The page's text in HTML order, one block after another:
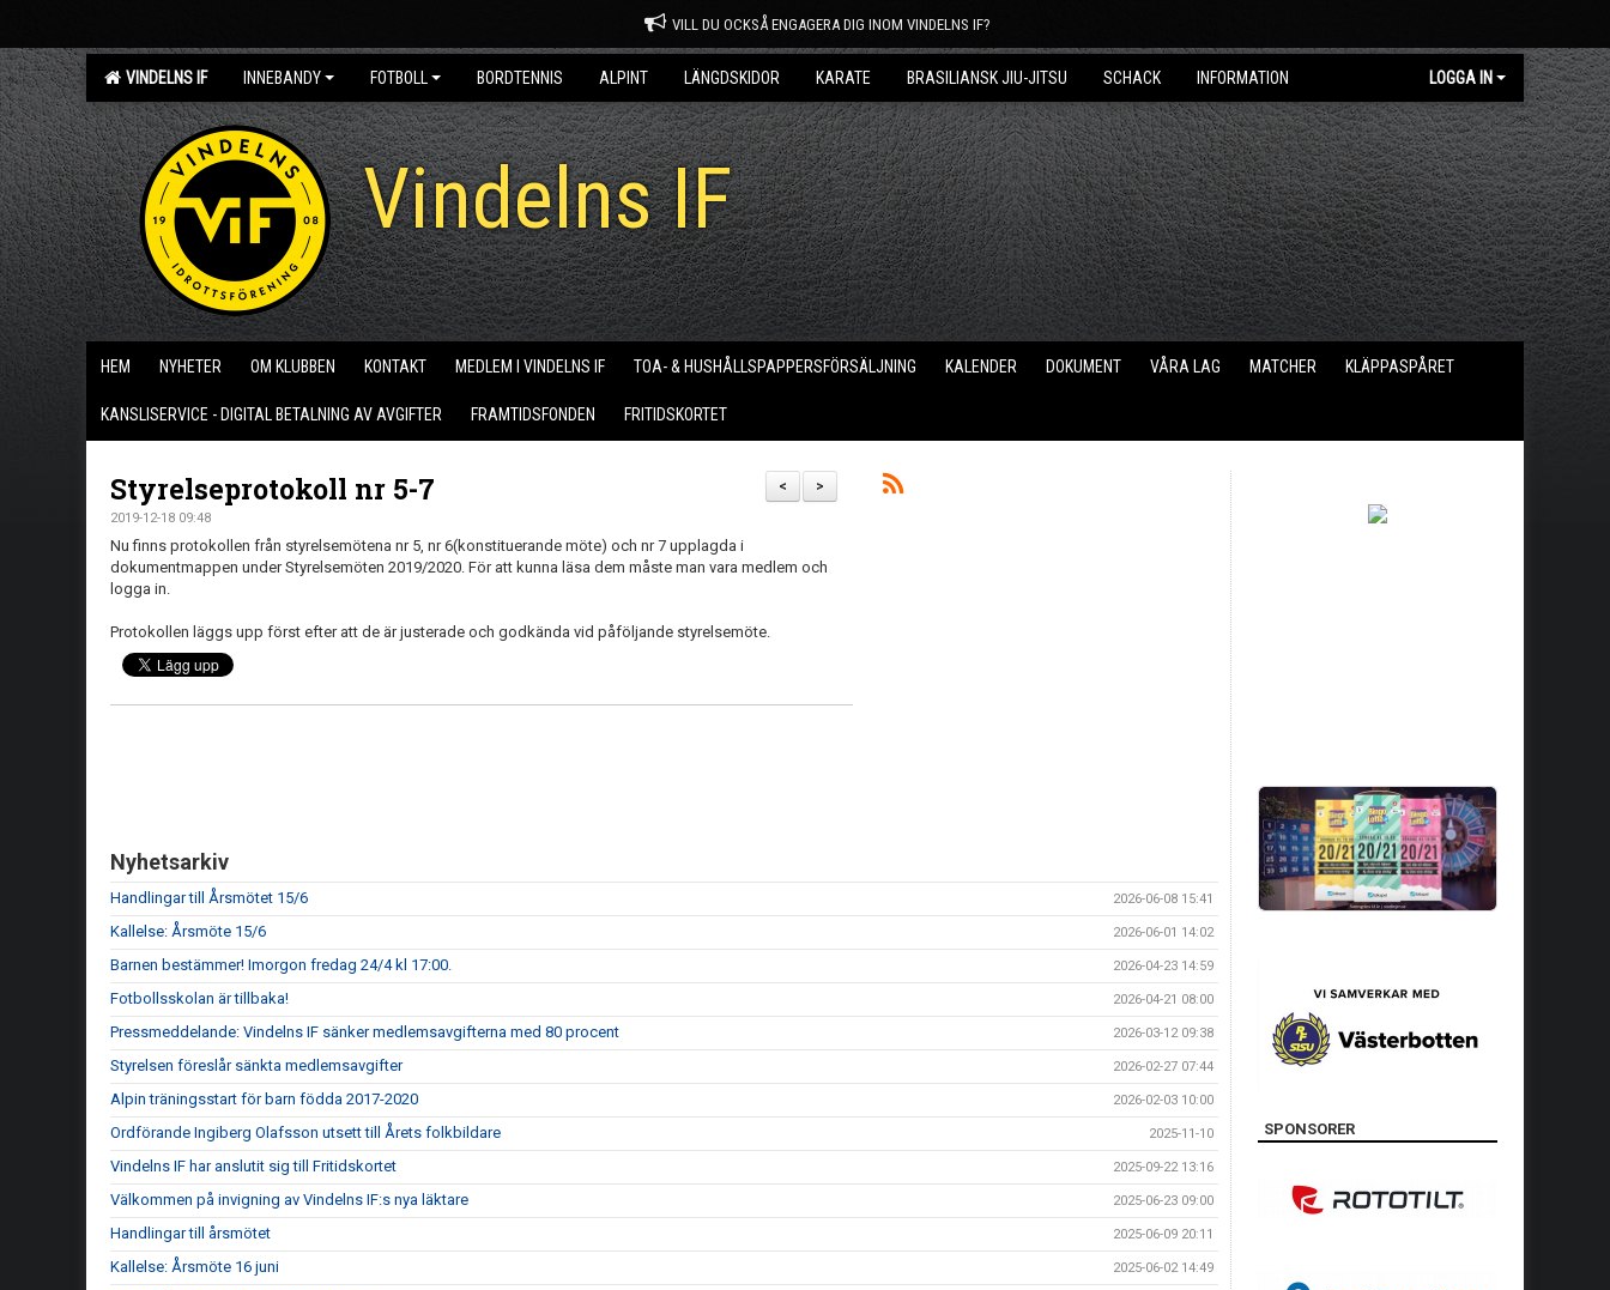
VILL DU OCKSÅ ENGAGERA DIG INOM VINDELNS IF?
VINDELNS IF INNEBANDY FOTBOLL BORDTENNIS ALPINT LÄNGDSKIDOR KARATE BRASILIANSK JIU-JITSU SCHACK INFORMATION LOGGA IN
Vindelns IF
HEM NYHETER OM KLUBBEN KONTAKT MEDLEM I VINDELNS IF TOA- & HUSHÅLLSPAPPERSFÖRSÄLJNING KALENDER DOKUMENT VÅRA LAG MATCHER KLÄPPASPÅRET
KANSLISERVICE - DIGITAL BETALNING AV AVGIFTER FRAMTIDSFONDEN FRITIDSKORTET
>
<
Styrelseprotokoll nr 5-7
2019-12-18 09:48
Nu finns protokollen från styrelsemötena nr 5, nr 6(konstituerande möte) och nr 7 upplagda i
dokumentmappen under Styrelsemöten 2019/2020. För att kunna läsa dem måste man vara medlem och
logga in.
Protokollen läggs upp först efter att de är justerade och godkända vid påföljande styrelsemöte.
Nyhetsarkiv
Handlingar till Årsmötet 15/6 2026-06-08 15:41
Kallelse: Årsmöte 15/6 2026-06-01 14:02
Barnen bestämmer! Imorgon fredag 24/4 kl 17:00. 2026-04-23 14:59
Fotbollsskolan är tillbaka! 2026-04-21 08:00
Pressmeddelande: Vindelns IF sänker medlemsavgifterna med 80 procent 2026-03-12 09:38
Styrelsen föreslår sänkta medlemsavgifter 2026-02-27 07:44
Alpin träningsstart för barn födda 2017-2020 2026-02-03 10:00
Ordförande Ingiberg Olafsson utsett till Årets folkbildare 2025-11-10
Vindelns IF har anslutit sig till Fritidskortet 2025-09-22 13:16
Välkommen på invigning av Vindelns IF:s nya läktare 2025-06-23 09:00
Handlingar till årsmötet 2025-06-09 20:11
Kallelse: Årsmöte 16 juni 2025-06-02 14:49
SPONSORER